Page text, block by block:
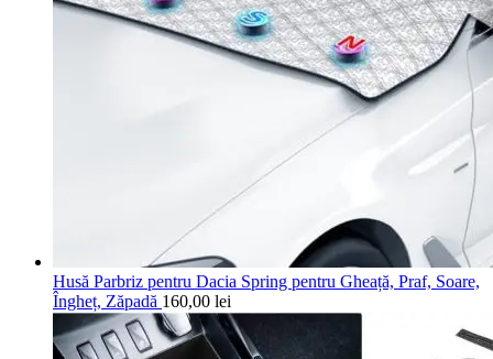
Husă Parbriz pentru Dacia Spring pentru Gheață, Praf, Soare,
Îngheț, Zăpadă 160,00 lei